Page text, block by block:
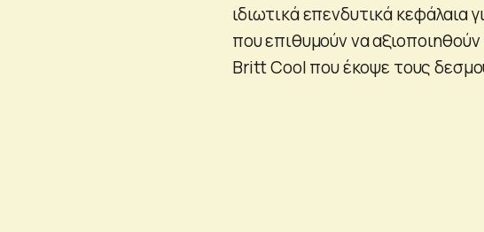
ιδιωτικά επενδυτικά κεφάλαια
που επιθυμούν να
Britt Cool που έκοψε τους